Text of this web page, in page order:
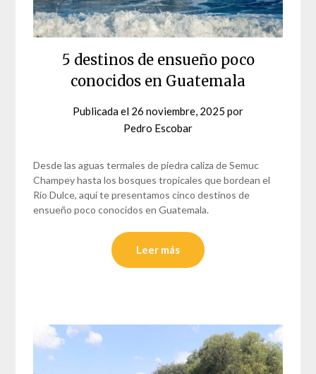
5 destinos de ensueño poco
conocidos en Guatemala
Publicada el 26 noviembre, 2025 por
Pedro Escobar
Desde las aguas termales de piedra caliza de Semuc
Champey hasta los bosques tropicales que bordean el
Río Dulce, aquí te presentamos cinco destinos de
ensueño poco conocidos en Guatemala.
Leer más